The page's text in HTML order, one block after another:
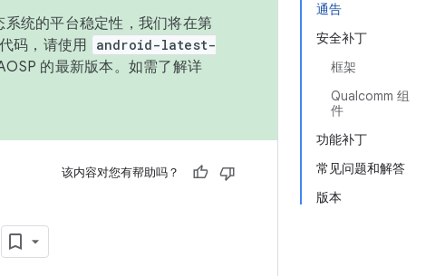
通告
安全补丁
框架
Qualcomm 组
件
功能补丁
常见问题和解答
版本
统的平台稳定性，我们将在第
码，请使用
android-latest-
的最新版本。如需了解详
该内容对您有帮助吗？